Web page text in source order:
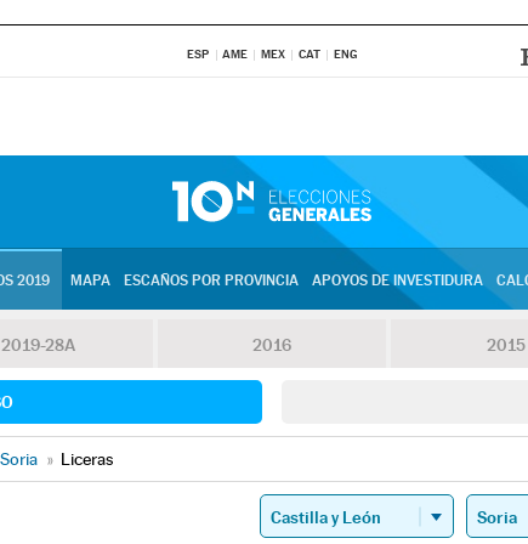
ESP AME MEX CAT ENG
2019 MAPA ESCAÑOS POR PROVINCIA APOYOS DE INVESTIDURA
2019-28A 2016 2015
Soria » Liceras